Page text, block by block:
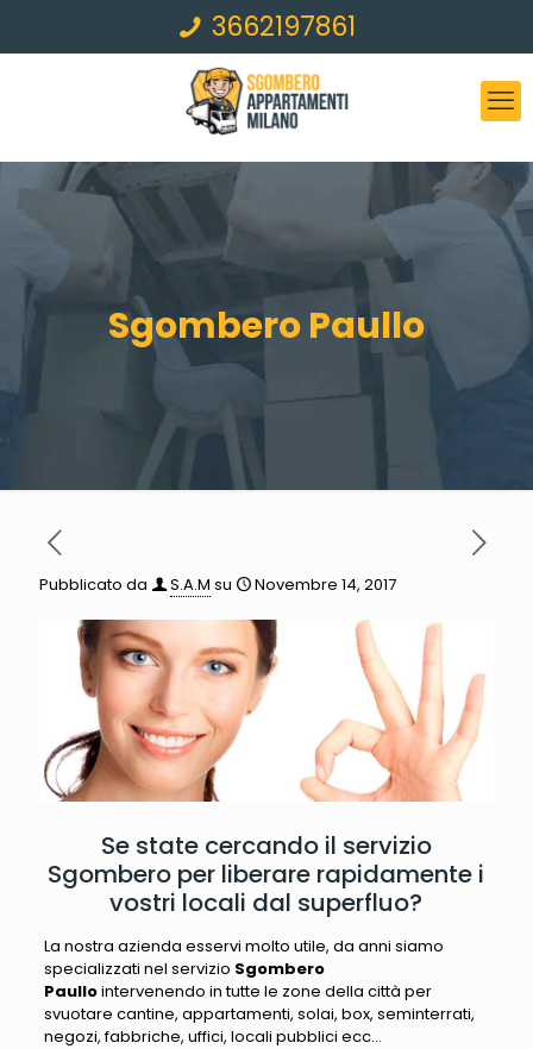
3662197861
Sgombero Paullo
Pubblicato da S.A.M su Novembre 14, 2017
Se state cercando il servizio
Sgombero per liberare rapidamente i
vostri locali dal superfluo?
La nostra azienda esservi molto utile, da anni siamo
specializzati nel servizio Sgombero
Paullointervenendo in tutte le zone della città per
svuotare cantine, appartamenti, solai, box, seminterrati,
negozi, fabbriche, uffici, locali pubblici ecc…